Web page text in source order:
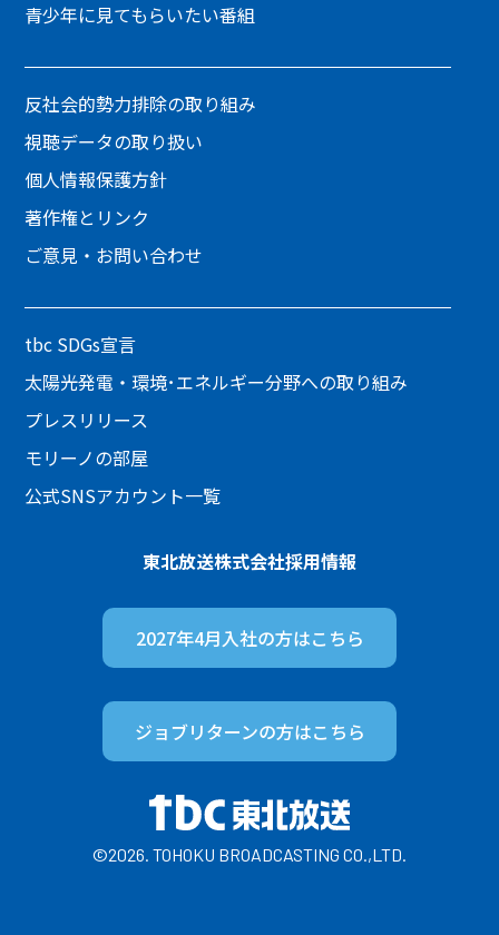
青少年に見てもらいたい番組
反社会的勢力排除の取り組み
視聴データの取り扱い
個人情報保護方針
著作権とリンク
ご意見・お問い合わせ
tbc SDGs宣言
太陽光発電・環境･エネルギー分野への取り組み
プレスリリース
モリーノの部屋
公式SNSアカウント一覧
東北放送株式会社採用情報
2027年4月入社の方はこちら
ジョブリターンの方はこちら
©2026. TOHOKU BROADCASTING CO.,LTD.